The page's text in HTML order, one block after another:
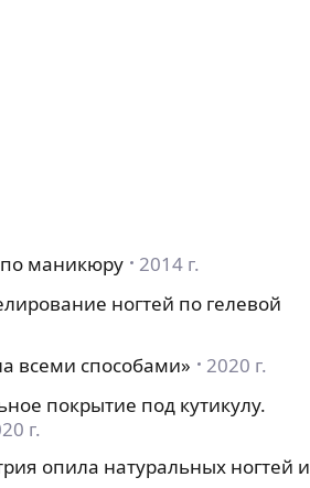
по маникюру
2014 г.
ногтей по гелевой
всеми способами»
2020 г.
покрытие под кутикулу.
г.
опила натуральных ногтей и